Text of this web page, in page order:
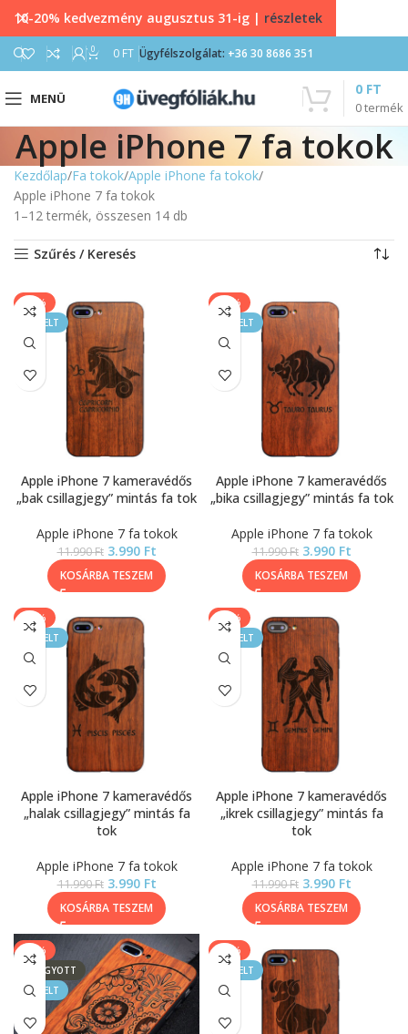
0 0 FT Ügyfélszolgálat: +36 30 8686 351
MENÜ
0termék
0 FT
Apple iPhone 7 fa tokok
Kezdőlap Fa tokok Apple iPhone fa tokok
Apple iPhone 7 fa tokok
1–12 termék, összesen 14 db
Szűrés / Keresés
-67%
KIEMELT
Apple iPhone 7 kameravédős
„bak csillagjegy” mintás fa tok
Apple iPhone 7 fa tokok
11.990Ft 3.990 Ft
KOSÁRBA TESZEM
-67%
KIEMELT
Apple iPhone 7 kameravédős
„bika csillagjegy” mintás fa tok
Apple iPhone 7 fa tokok
11.990Ft 3.990 Ft
KOSÁRBA TESZEM
-67%
KIEMELT
Apple iPhone 7 kameravédős
„halak csillagjegy” mintás fa
tok
Apple iPhone 7 fa tokok
11.990Ft 3.990 Ft
KOSÁRBA TESZEM
-67%
KIEMELT
Apple iPhone 7 kameravédős
„ikrek csillagjegy” mintás fa
tok
Apple iPhone 7 fa tokok
11.990Ft 3.990 Ft
KOSÁRBA TESZEM
-67%
ELFOGYOTT
KIEMELT
-67%
KIEMELT
10-20% kedvezmény augusztus 31-ig | részletek